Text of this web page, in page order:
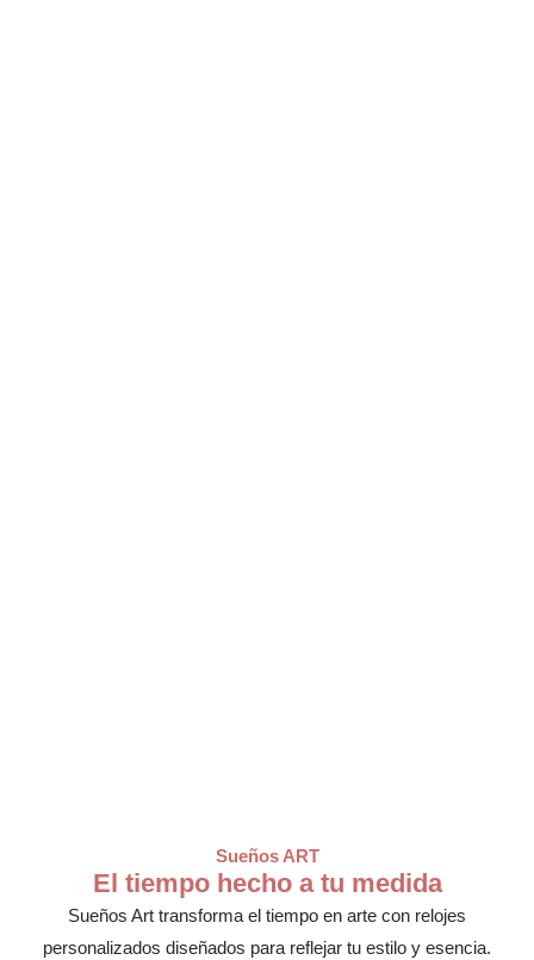
Sueños ART
El tiempo hecho a tu medida
Sueños Art transforma el tiempo en arte con relojes
personalizados diseñados para reflejar tu estilo y esencia.